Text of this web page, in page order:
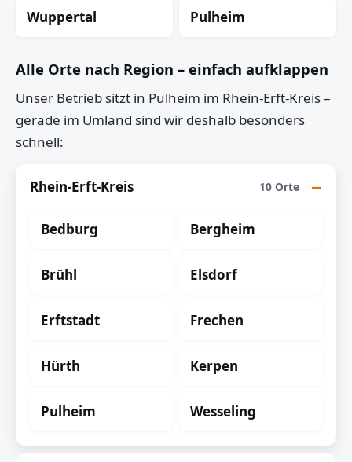
Wuppertal Pulheim
Alle Orte nach Region – einfach aufklappen
Unser Betrieb sitzt in Pulheim im Rhein-Erft-Kreis –
gerade im Umland sind wir deshalb besonders
schnell:
Rhein-Erft-Kreis 10 Orte
Bedburg Bergheim
Brühl Elsdorf
Erftstadt Frechen
Hürth Kerpen
Pulheim Wesseling